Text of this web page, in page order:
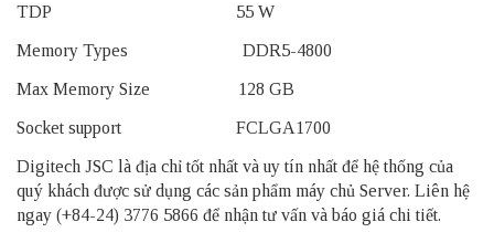
TDP 55 W
Memory Types DDR5-4800
Max Memory Size 128 GB
Socket support FCLGA1700
Digitech JSC là địa chỉ tốt nhất và uy tín nhất để hệ thống của
quý khách được sử dụng các sản phẩm máy chủ Server. Liên hệ
ngay (+84-24) 3776 5866 để nhận tư vấn và báo giá chi tiết.